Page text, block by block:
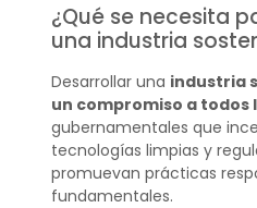
¿Qué se necesita
una industria
Desarrollar una industria
un compromiso a todos
gubernamentales que
tecnologías limpias y
promuevan prácticas
fundamentales.